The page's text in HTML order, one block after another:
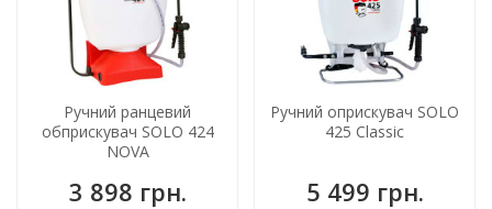
Ручний ранцевий
обприскувач SOLO 424
NOVA
3 898 грн.
Ручний оприскувач SOLO
425 Classic
5 499 грн.